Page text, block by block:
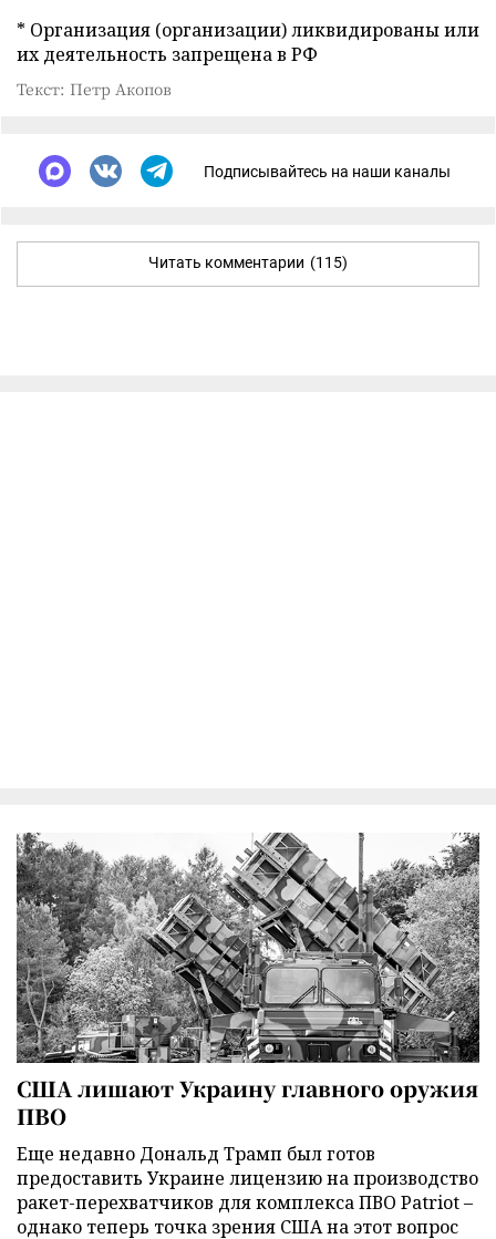
* Организация (организации) ликвидированы или
их деятельность запрещена в РФ
Текст: Петр Акопов
Подписывайтесь на наши каналы
Читать комментарии (115)
США лишают Украину главного оружия
ПВО
Еще недавно Дональд Трамп был готов
предоставить Украине лицензию на производство
ракет-перехватчиков для комплекса ПВО Patriot –
однако теперь точка зрения США на этот вопрос